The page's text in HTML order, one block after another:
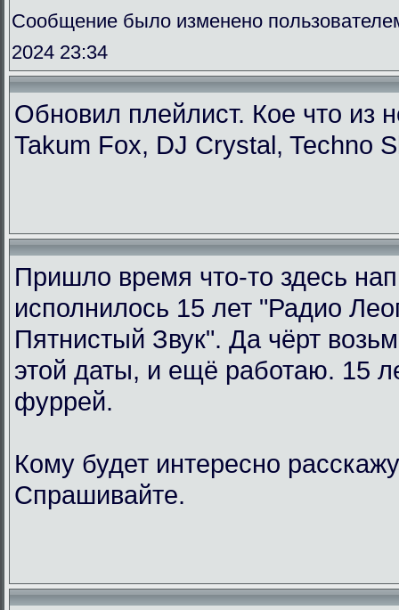
Сообщение было изменено
2024 23:34
Обновил плейлист. Кое что из
Takum Fox, DJ Crystal, Techno
Пришло время что-то здесь
исполнилось 15 лет "Радио
Пятнистый Звук". Да чёрт
этой даты, и ещё работаю. 15
фуррей.
Кому будет интересно
Спрашивайте.